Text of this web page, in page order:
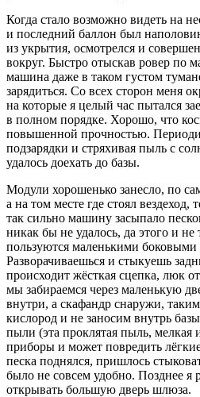
Когда стало возможно видеть на
и последний баллон был
из укрытия, осмотрелся и
вокруг. Быстро отыскав ровер по
машина даже в таком густом
зарядиться. Со всех сторон меня
на которые я целый час пытался
в полном порядке. Хорошо, что
повышенной прочностью.
подзарядки и стряхивая пыль с
удалось доехать до базы.
Модули хорошенько занесло, по
а на том месте где стоял вездеход,
так сильно машину засыпало
никак бы не удалось, да этого и не
пользуются маленькими боковыми
Разворачиваешься и стыкуешь
происходит жёсткая сцепка, люк
мы забираемся через маленькую
внутри, а скафандр снаружи,
кислород и не заносим внутрь
пыли (эта проклятая пыль, мелкая
приборы и может повредить
песка поднялся, пришлось
было не совсем удобно. Позднее я
открывать большую дверь шлюза.